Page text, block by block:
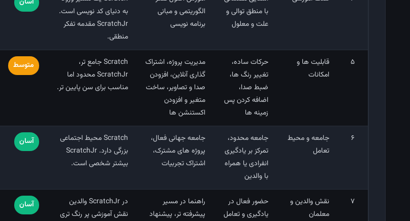
با منطق توالی و
علت و معلول
الگوریتمی و مبانی
برنامه‌ نویسی
به دنیای کد نویسی است.
ScratchJr مقدمه تفکر
منطقی.
5
قابلیت‌ ها و
امکانات
حرکات ساده،
تغییر رنگ‌ ها،
ضبط صدا،
اضافه کردن پس‌
زمینه ‌ها
مدیریت پروژه، اشتراک
‌گذاری آنلاین، افزودن
صدا و تصاویر، ساخت
متغیر و افزودن
اکستنشن ‌ها
Scratch جامع ‌تر،
ScratchJr محدود اما
مناسب برای سن پایین‌ تر.
متوسط
6
جامعه و محیط
تعامل
جامعه محدود،
تمرکز بر یادگیری
انفرادی یا همراه
با والدین
جامعه جهانی فعال،
پروژه‌ های مشترک،
اشتراک تجربیات
Scratch محیط اجتماعی
بزرگی دارد. ScratchJr
بیشتر شخصی است.
آسان
7
نقش والدین و
معلمان
حضور فعال در
یادگیری و تعامل
راهنما در مسیر
پیشرفته ‌تر، پیشنهاد
در ScratchJr والدین
نقش آموزشی پر رنگ ‌تری
آسان